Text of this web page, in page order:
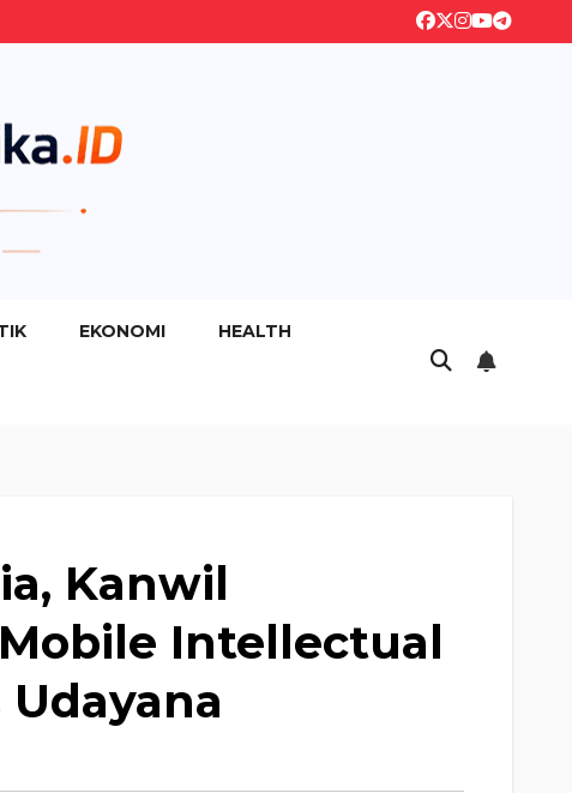
EKONOMI HEALTH
Kanwil
Intellectual